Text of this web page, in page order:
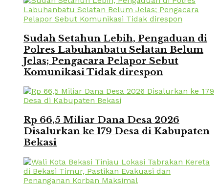
Sudah Setahun Lebih, Pengaduan di
Polres Labuhanbatu Selatan Belum
Jelas; Pengacara Pelapor Sebut
Komunikasi Tidak direspon
Rp 66,5 Miliar Dana Desa 2026
Disalurkan ke 179 Desa di Kabupaten
Bekasi